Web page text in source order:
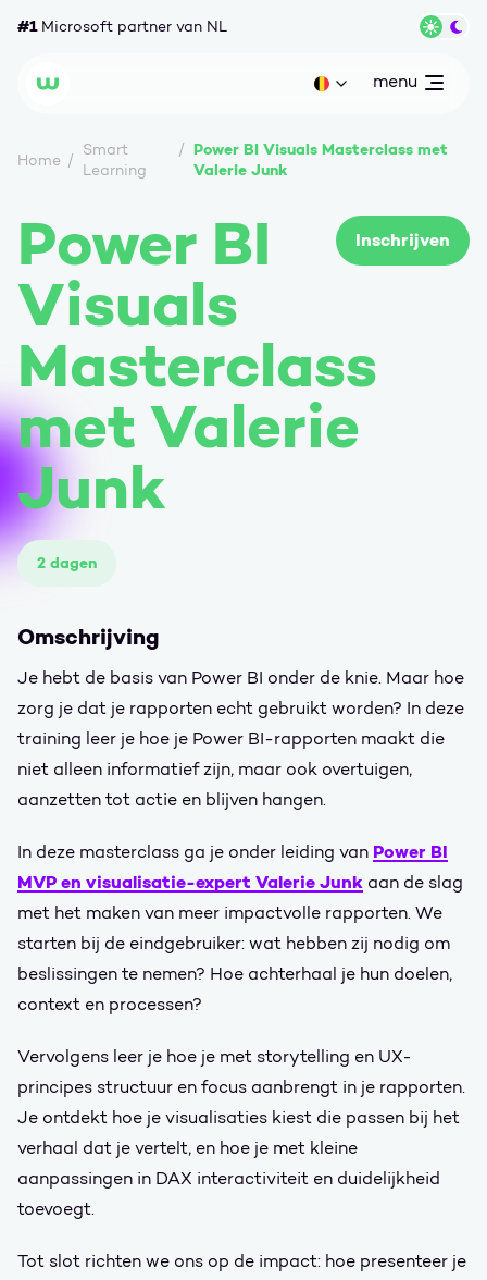
#1Microsoft partner van NL
Wortell Huidige taal: be
open
menu
Home
Smart
Learning
Power BI Visuals Masterclass met
Valerie Junk
Inschrijven
Power BI
Visuals
Masterclass
met Valerie
Junk
2 dagen
Omschrijving
Je hebt de basis van Power BI onder de knie. Maar hoe
zorg je dat je rapporten echt gebruikt worden? In deze
training leer je hoe je Power BI-rapporten maakt die
niet alleen informatief zijn, maar ook overtuigen,
aanzetten tot actie en blijven hangen.
In deze masterclass ga je onder leiding van Power BI
MVP en visualisatie-expert Valerie Junk aan de slag
met het maken van meer impactvolle rapporten. We
starten bij de eindgebruiker: wat hebben zij nodig om
beslissingen te nemen? Hoe achterhaal je hun doelen,
context en processen?
Vervolgens leer je hoe je met storytelling en UX-
principes structuur en focus aanbrengt in je rapporten.
Je ontdekt hoe je visualisaties kiest die passen bij het
verhaal dat je vertelt, en hoe je met kleine
aanpassingen in DAX interactiviteit en duidelijkheid
toevoegt.
Tot slot richten we ons op de impact: hoe presenteer je